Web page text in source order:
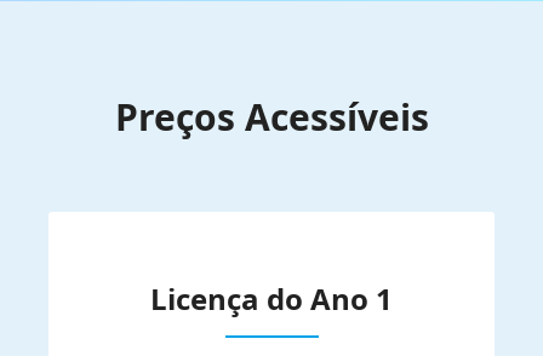
Preços Acessíveis
Licença do Ano 1